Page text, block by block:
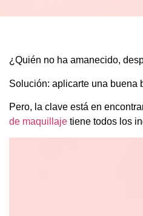
¿Quién no ha amanecido,
Solución: aplicarte una buena
Pero, la clave está en
de maquillajetiene todos los